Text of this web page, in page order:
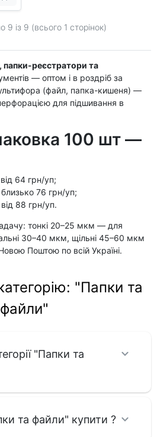
9 із 9 (всього 1 сторінок)
реєстратори та
— оптом і в роздріб за
(файл, папка-кишеня) —
для підшивання в
100 шт —
64 грн/уп;
76 грн/уп;
88 грн/уп.
тонкі 20–25 мкм — для
30–40 мкм, щільні 45–60 мкм
Поштою по всій Україні.
"Папки та
файли"
"Папки та
та файли" купити ?